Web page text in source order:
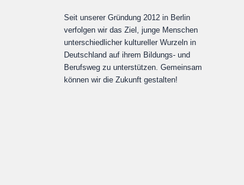
Seit unserer Gründung 2012 in Berlin
verfolgen wir das Ziel, junge Menschen
unterschiedlicher kultureller Wurzeln in
Deutschland auf ihrem Bildungs- und
Berufsweg zu unterstützen. Gemeinsam
können wir die Zukunft gestalten!